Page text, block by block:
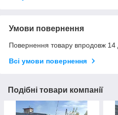
Умови повернення
Повернення товару впродовж 14
Всі умови повернення
Подібні товари компанії